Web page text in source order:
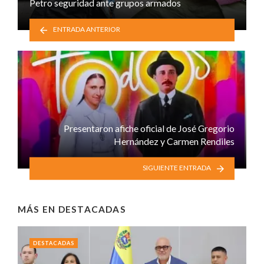
Petro seguridad ante grupos armados
ENTRADA ANTERIOR
Presentaron afiche oficial de José Gregorio
Hernández y Carmen Rendiles
SIGUIENTE ENTRADA
MÁS EN DESTACADAS
DESTACADAS